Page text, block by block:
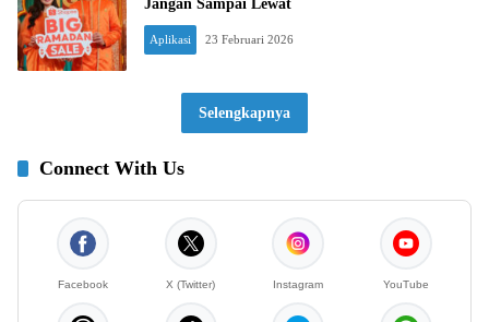
Jangan Sampai Lewat
Aplikasi 23 Februari 2026
Selengkapnya
Connect With Us
Facebook X (Twitter) Instagram YouTube